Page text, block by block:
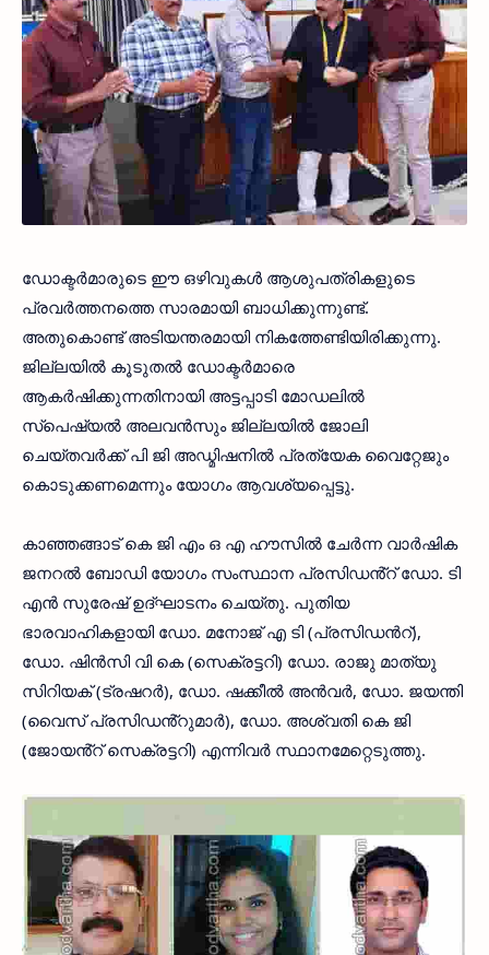
ഡോക്ടർമാരുടെ ഈ ഒഴിവുകൾ ആശുപത്രികളുടെ
പ്രവർത്തനത്തെ സാരമായി ബാധിക്കുന്നുണ്ട്.
അതുകൊണ്ട് അടിയന്തരമായി നികത്തേണ്ടിയിരിക്കുന്നു.
ജില്ലയിൽ കൂടുതൽ ഡോക്ടർമാരെ
ആകർഷിക്കുന്നതിനായി അട്ടപ്പാടി മോഡലിൽ
സ്പെഷ്യൽ അലവൻസും ജില്ലയിൽ ജോലി
ചെയ്തവർക്ക് പി ജി അഡ്മിഷനിൽ പ്രത്യേക വൈറ്റേജും
കൊടുക്കണമെന്നും യോഗം ആവശ്യപ്പെട്ടു.
കാഞ്ഞങ്ങാട് കെ ജി എം ഒ എ ഹൗസിൽ ചേർന്ന വാർഷിക
ജനറൽ ബോഡി യോഗം സംസ്ഥാന പ്രസിഡൻ്റ് ഡോ. ടി
എൻ സുരേഷ് ഉദ്ഘാടനം ചെയ്തു. പുതിയ
ഭാരവാഹികളായി ഡോ. മനോജ് എ ടി (പ്രസിഡൻറ്),
ഡോ. ഷിൻസി വി കെ (സെക്രട്ടറി) ഡോ. രാജു മാത്യു
സിറിയക് (ട്രഷറർ), ഡോ. ഷക്കീൽ അൻവർ, ഡോ. ജയന്തി
(വൈസ് പ്രസിഡൻ്റുമാർ), ഡോ. അശ്വതി കെ ജി
(ജോയൻ്റ് സെക്രട്ടറി) എന്നിവർ സ്ഥാനമേറ്റെടുത്തു.